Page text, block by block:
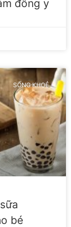
đông y
SỐNG KHOẺ
bé